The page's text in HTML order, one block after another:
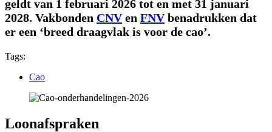
geldt van 1 februari 2026 tot en met 31 januari
2028. Vakbonden CNVen FNV benadrukken dat
er een ‘breed draagvlak is voor de cao’.
Tags:
Cao
Loonafspraken